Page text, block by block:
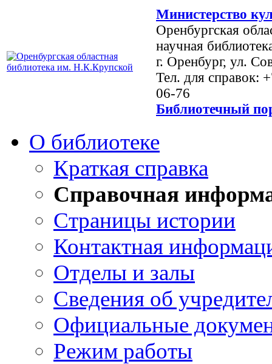
Министерство
Оренбургская
научная
г. Оренбург, ул.
Тел. для справок:
06-76
Библиотечный
О библиотеке
Краткая справка
Справочная
Страницы истории
Контактная
Отделы и залы
Сведения об
Официальные
Режим работы